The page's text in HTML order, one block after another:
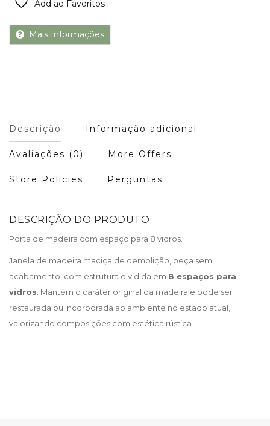
Add ao Favoritos
Mais Informações
Descrição Informação adicional
Avaliações (0) More Offers
Store Policies Perguntas
DESCRIÇÃO DO PRODUTO
Porta de madeira com espaço para 8 vidros.
Janela de madeira maciça de demolição, peça sem
acabamento, com estrutura dividida em 8 espaços para
vidros . Mantém o caráter original da madeira e pode ser
restaurada ou incorporada ao ambiente no estado atual,
valorizando composições com estética rústica.